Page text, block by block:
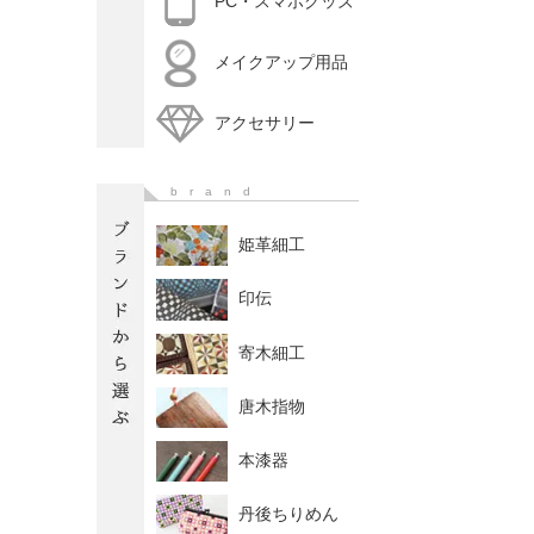
メイクアップ用品
アクセサリー
brand
姫革細工
印伝
寄木細工
唐木指物
本漆器
丹後ちりめん